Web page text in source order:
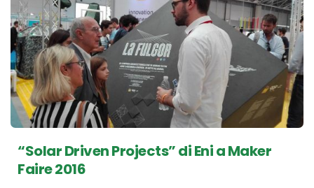
“Solar Driven Projects” di Eni a Maker
Faire 2016